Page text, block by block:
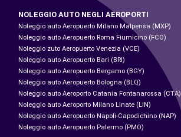
NOLEGGIO AUTO NEGLI AEROPORTI
Noleggio auto Aeropuerto Milano Malpensa (MXP)
Noleggio auto Aeropuerto Roma Fiumicino (FCO)
Noleggio zuto Aeropuerto Venezia (VCE)
Noleggio auto Aeropuerto Bari (BRI)
Noleggio auto Aeropuerto Bergamo (BGY)
Noleggio auto Aeropuerto Bologna (BLQ)
Noleggio auto Aeroporto Catania Fontanarossa (CTA)
Noleggio auto Aeroporto Milano Linate (LIN)
Noleggio auto Aeropuerto Napoli-Capodichino (NAP)
Noleggio auto Aeropuerto Palermo (PMO)